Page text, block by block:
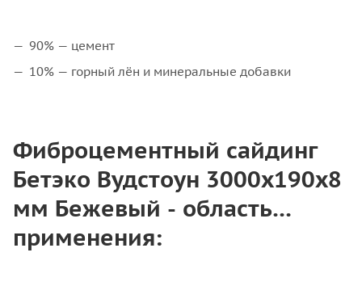
90% — цемент
10% — горный лён и минеральные добавки
Фиброцементный сайдинг
Бетэко Вудстоун 3000x190x8
мм Бежевый - область
применения: